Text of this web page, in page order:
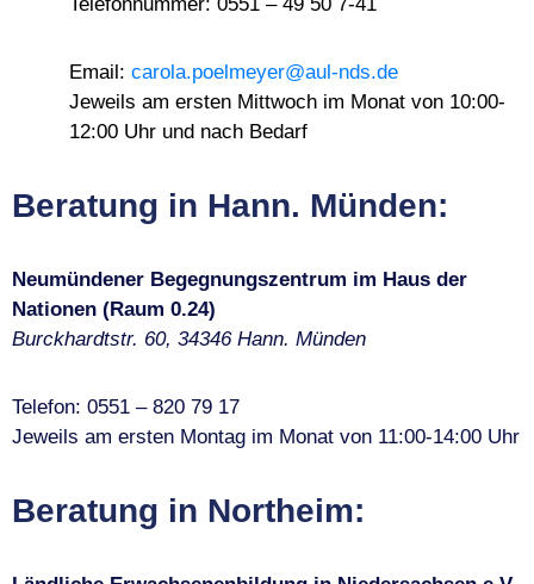
Telefonnummer: 0551 – 49 50 7-41
Email: carola.poelmeyer@aul-nds.de
Jeweils am ersten Mittwoch im Monat von 10:00-
12:00 Uhr und nach Bedarf
Beratung in Hann. Münden:
Neumündener Begegnungszentrum im Haus der
Nationen (Raum 0.24)
Burckhardtstr. 60, 34346 Hann. Münden
Telefon: 0551 – 820 79 17
Jeweils am ersten Montag im Monat von 11:00-14:00 Uhr
Beratung in Northeim: